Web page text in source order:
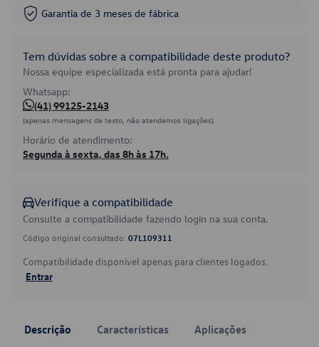
Garantia de 3 meses de fábrica
Tem dúvidas sobre a compatibilidade deste produto?
Nossa equipe especializada está pronta para ajudar!
Whatsapp:
(41) 99125-2143
(apenas mensagens de texto, não atendemos ligações)
Horário de atendimento:
Segunda à sexta, das 8h às 17h.
Verifique a compatibilidade
Consulte a compatibilidade fazendo login na sua conta.
Código original consultado: 07L109311
Compatibilidade disponível apenas para clientes logados.
Entrar
Descrição Características Aplicações